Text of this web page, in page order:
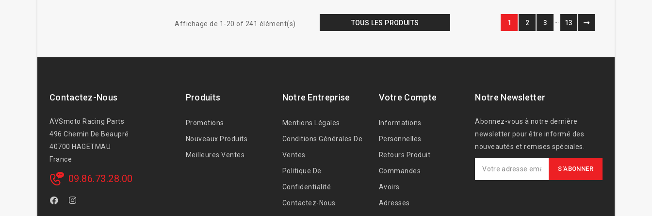
Affichage de 1-20 of 241 élément(s) TOUS LES PRODUITS 1 2 3 … 13
Contactez-Nous
AVSmoto Racing Parts
496 Chemin De Beaupré
40700 HAGETMAU
France
09.86.73.28.00
Produits
Promotions
Nouveaux Produits
Meilleures Ventes
Notre Entreprise
Mentions Légales
Conditions Générales De
Ventes
Politique De
Confidentialité
Contactez-Nous
Votre Compte
Informations
Personnelles
Retours Produit
Commandes
Avoirs
Adresses
Notre Newsletter
Abonnez-vous à notre dernière
newsletter pour être informé des
nouveautés et remises spéciales.